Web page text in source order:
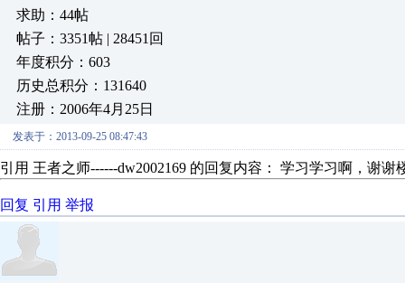
求助：44帖
帖子：3351帖 | 28451回
年度积分：603
历史总积分：131640
注册：2006年4月25日
发表于：2013-09-25 08:47:43
引用 王者之师------dw2002169 的回复内容： 学习学习啊，谢
回复 引用 举报